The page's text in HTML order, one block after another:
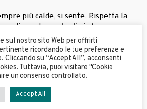
più calde, si sente. Rispetta la
questo
ventaglio in legno
gestite in modo sostenibile e
per rinfrescare te e allo stesso
di riguardo per il pianeta.
una serie di matrimoni estivi e sta
. Questoventaglio originale
sul nostro sito Web per offrirti
ricordando le tue preferenze e
Cliccando su “Accept All”, acconsenti
Tuttavia, puoi visitare "Cookie
un consenso controllato.
Accept All